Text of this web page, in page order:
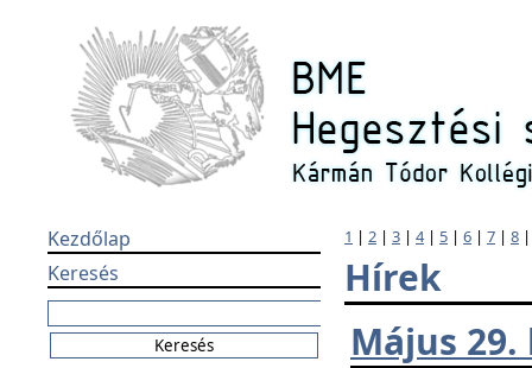
Kezdőlap
Keresés
1 | 2 | 3 | 4| 5 | 6 | 7 | 8
Hírek
Május